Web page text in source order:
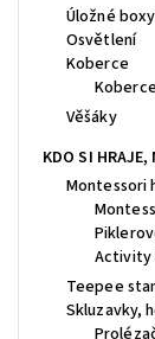
Úložné
Osvětlení
Koberce
Věšáky
KDO SI HRAJE,
Montessori
Activity
Teepee
Skluzavky,